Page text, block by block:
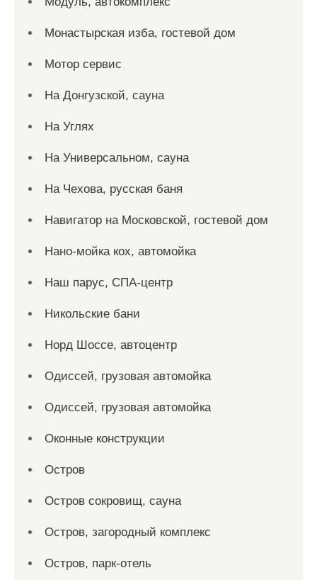
Монастырская изба, гостевой дом
Мотор сервис
На Донгузской, сауна
На Углях
На Универсальном, сауна
На Чехова, русская баня
Навигатор на Московской, гостевой дом
Нано-мойка кох, автомойка
Наш парус, СПА-центр
Никольские бани
Норд Шоссе, автоцентр
Одиссей, грузовая автомойка
Одиссей, грузовая автомойка
Оконные конструкции
Остров
Остров сокровищ, сауна
Остров, загородный комплекс
Остров, парк-отель